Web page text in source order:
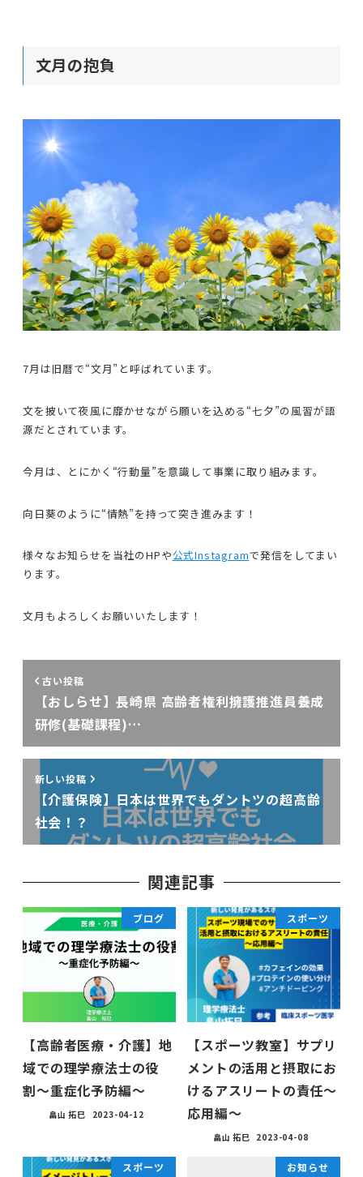
文月の抱負
7月は旧暦で“文月”と呼ばれています。
文を披いて夜風に靡かせながら願いを込める“七夕”の風習が語
源だとされています。
今月は、とにかく“行動量”を意識して事業に取り組みます。
向日葵のように“情熱”を持って突き進みます！
様々なお知らせを当社のHPや公式Instagramで発信をしてまい
ります。
文月もよろしくお願いいたします！
古い投稿
【おしらせ】長崎県 高齢者権利擁護推進員養成
研修(基礎課程)…
新しい投稿
【介護保険】日本は世界でもダントツの超高齢
社会！？
関連記事
ブログ
【高齢者医療・介護】地
域での理学療法士の役
割〜重症化予防編〜
畠山 拓巳 2023-04-12
スポーツ
【スポーツ教室】サプリ
メントの活用と摂取にお
けるアスリートの責任〜
応用編〜
畠山 拓巳 2023-04-08
スポーツ お知らせ